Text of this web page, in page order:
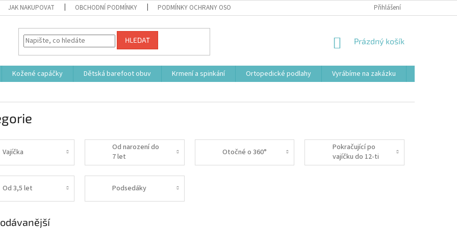
JAK NAKUPOVAT OBCHODNÍ PODMÍNKY PODMÍNKY OCHRANY OSOBNÍCH ÚDAJŮ Přihlášení
HLEDAT
NÁKUPNÍ
Prázdný košík
Kožené capáčky Dětská barefoot obuv Krmení a spinkání Ortopedické podlahy Vyrábíme na zakázku
Vajíčka
Od narození do
7 let
Otočné o 360°
Pokračující po
vajíčku do 12-ti
let
Od 3,5 let Podsedáky